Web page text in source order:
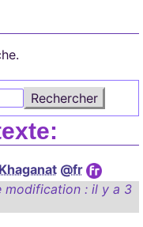
Rechercher
@fr
modification : il y a 3